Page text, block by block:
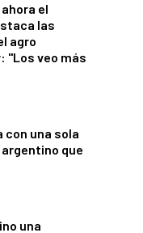
el
las
agro
"Los veo más
con una sola
que
una